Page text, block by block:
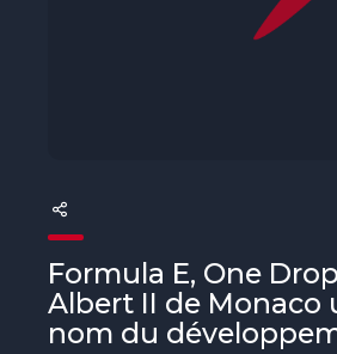
The Green Shift Initiative
Formula E, One
Albert II de Monaco
nom du